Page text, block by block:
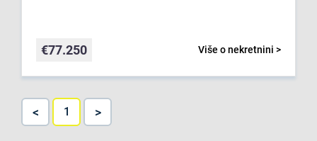
Više o nekretnini >
€77.250
< 1 >